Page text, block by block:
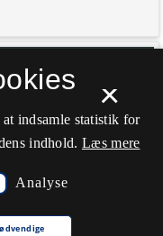
Indlæs kort
×
indsamle statistik for
indhold. Læs mere
Analyse